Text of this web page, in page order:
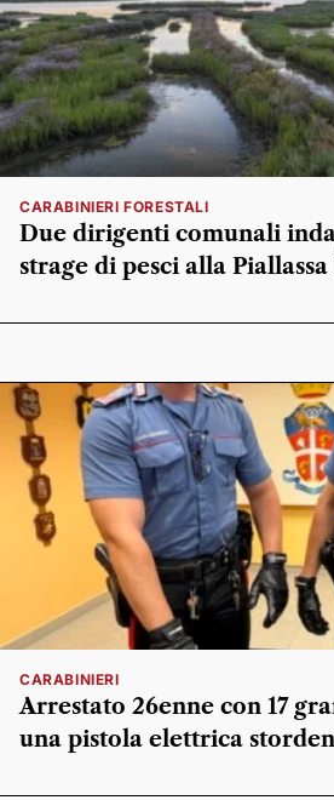
CARABINIERI FORESTALI
Due dirigenti comunali
strage di pesci alla
CARABINIERI
Arrestato 26enne con 17
una pistola elettrica